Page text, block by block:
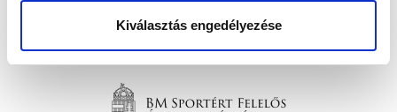
Kiválasztás engedélyezése